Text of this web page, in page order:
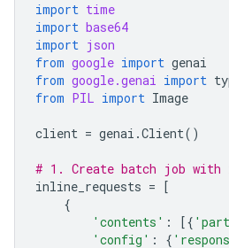
import time
import base64
import json
from google import genai
from google.genai import
from PIL import Image
client = genai .Client()
# 1. Create batch job with
inline_requests = [
{
'contents' : [{
'config' : {